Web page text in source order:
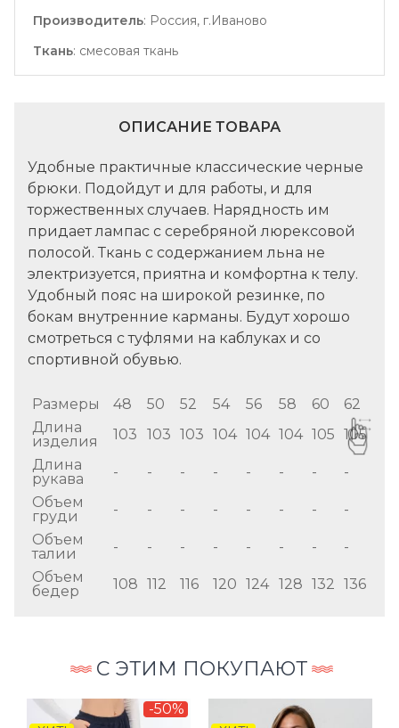
Производитель: Россия, г.Иваново
Ткань: смесовая ткань
ОПИСАНИЕ ТОВАРА
Удобные практичные классические черные
брюки. Подойдут и для работы, и для
торжественных случаев. Нарядность им
придает лампас с серебряной люрексовой
полосой. Ткань с содержанием льна не
электризуется, приятна и комфортна к телу.
Удобный пояс на широкой резинке, по
бокам внутренние карманы. Будут хорошо
смотреться с туфлями на каблуках и со
спортивной обувью.
Размеры 48 50 52 54 56 58 60
62
Длина
изделия
103 103 103 104 104 104 105 105
Длина
рукава
- - - - - - -
-
Объем
груди
- - - - - - -
-
Объем
талии
- - - - - - -
-
Объем
бедер
108 112 116 120 124 128 132 136
С ЭТИМ ПОКУПАЮТ
-50%